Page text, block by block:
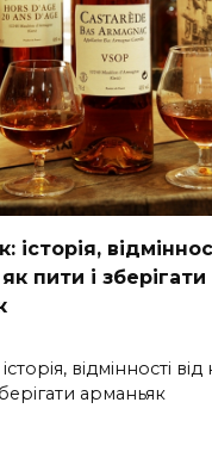
історія,
пити і зберігати
відмінності від
арманьяк